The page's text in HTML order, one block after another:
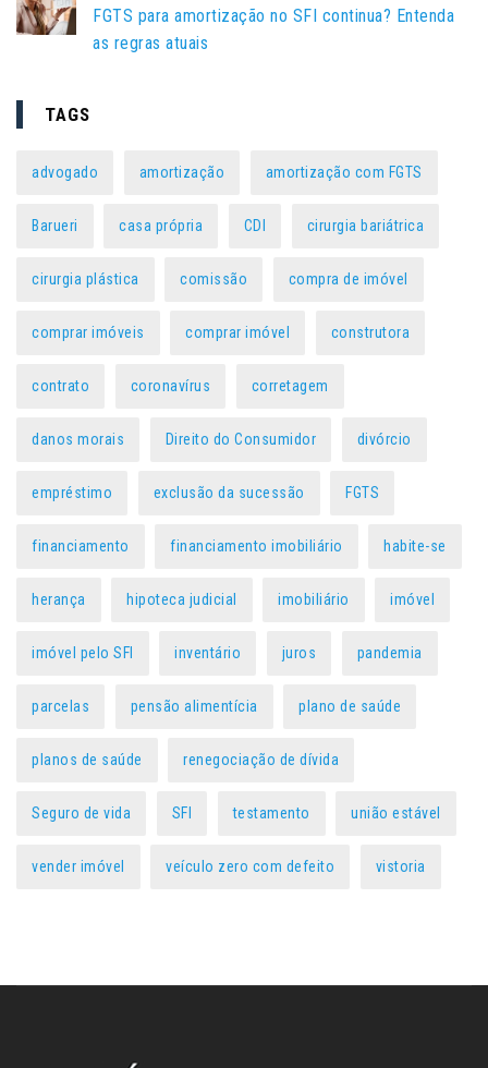
FGTS para amortização no SFI continua? Entenda
as regras atuais
TAGS
advogado amortização amortização com FGTS
Barueri casa própria CDI cirurgia bariátrica
cirurgia plástica comissão compra de imóvel
comprar imóveis comprar imóvel construtora
contrato coronavírus corretagem
danos morais Direito do Consumidor divórcio
empréstimo exclusão da sucessão FGTS
financiamento financiamento imobiliário habite-se
herança hipoteca judicial imobiliário imóvel
imóvel pelo SFI inventário juros pandemia
parcelas pensão alimentícia plano de saúde
planos de saúde renegociação de dívida
Seguro de vida SFI testamento união estável
vender imóvel veículo zero com defeito vistoria